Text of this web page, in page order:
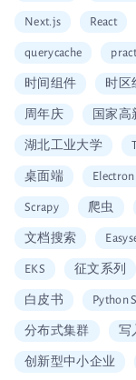
Next.js React
querycache
时间组件 时区
周年庆 国家高
湖北工业大学
桌面端 Electron
Scrapy 爬虫
文档搜索
EKS 征文系列
白皮书 Python
分布式集群 写
创新型中小企业